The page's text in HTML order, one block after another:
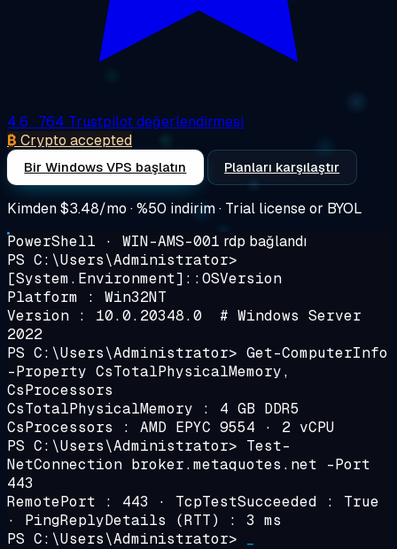
4.6 · 764 Trustpilot değerlendirmesi
₿ Crypto accepted
Bir Windows VPS başlatın Planları karşılaştır
Kimden$3.48/mo · %50 indirim · Trial license or BYOL
PowerShell · WIN-AMS-001 rdp bağlandı
PS C:\Users\Administrator>
[System.Environment]::OSVersion
Platform : Win32NT
Version : 10.0.20348.0 # Windows Server
2022
PS C:\Users\Administrator> Get-ComputerInfo
-Property CsTotalPhysicalMemory,
CsProcessors
CsTotalPhysicalMemory : 4 GB DDR5
CsProcessors : AMD EPYC 9554 · 2 vCPU
PS C:\Users\Administrator> Test-
NetConnection broker.metaquotes.net -Port
443
RemotePort : 443 · TcpTestSucceeded : True
· PingReplyDetails (RTT) : 3 ms
PS C:\Users\Administrator>